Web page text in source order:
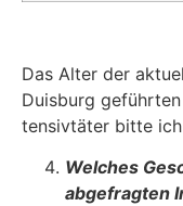
Das Alter der
Duisburg
tensivtäter bitte
Welches
abgefragten